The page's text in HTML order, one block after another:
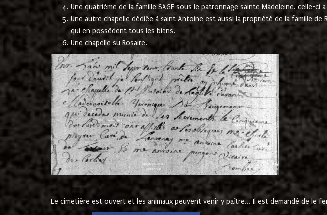
Une quatrième de la famille SAGE sous le patronnage sainte Madeleine. celle-ci
Une autre chapelle dédiée à saint Antoine est aussi la propriété de la famille de
qui en possèdent tous les biens.
Une chapelle su Rosaire.
Le cimetière est ouvert et les animaux peuvent venir y paître... Il est demandé de le